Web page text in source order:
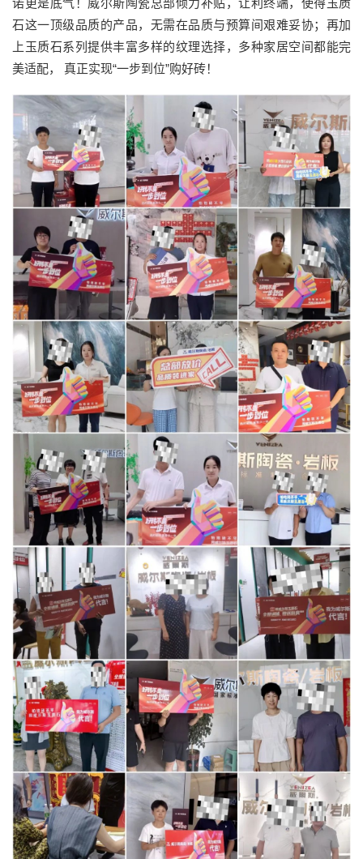
诺更是底气！威尔斯陶瓷总部倾力补贴，让利终端，使得玉质
石这一顶级品质的产品，无需在品质与预算间艰难妥协；再加
上玉质石系列提供丰富多样的纹理选择，多种家居空间都能完
美适配， 真正实现“一步到位”购好砖！